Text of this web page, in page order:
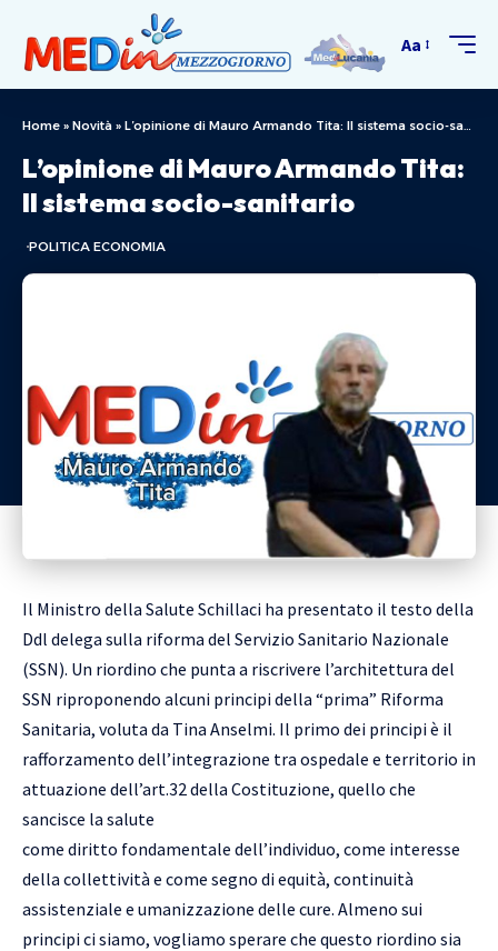
Aa
Home » Novità » L’opinione di Mauro Armando Tita: Il sistema socio-sanitario
L’opinione di Mauro Armando Tita:
Il sistema socio-sanitario
POLITICA ECONOMIA
Il Ministro della Salute Schillaci ha presentato il testo della
Ddl delega sulla riforma del Servizio Sanitario Nazionale
(SSN). Un riordino che punta a riscrivere l’architettura del
SSN riproponendo alcuni principi della “prima” Riforma
Sanitaria, voluta da Tina Anselmi. Il primo dei principi è il
rafforzamento dell’integrazione tra ospedale e territorio in
attuazione dell’art.32 della Costituzione, quello che
sancisce la salute
come diritto fondamentale dell’individuo, come interesse
della collettività e come segno di equità, continuità
assistenziale e umanizzazione delle cure. Almeno sui
principi ci siamo, vogliamo sperare che questo riordino sia